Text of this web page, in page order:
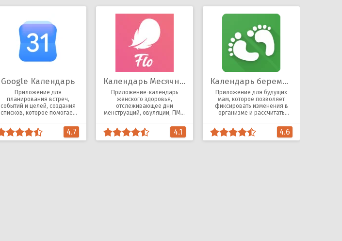
Google Календарь
Приложение для
планирования встреч,
событий и целей, создания
списков, которое помогает
время.
4.7
Календарь Месячных Flo
Приложение-календарь
женского здоровья,
отслеживающее дни
менструаций, овуляции, ПМС,
активности
4.1
Календарь беременности
Приложение для будущих
мам, которое позволяет
фиксировать изменения в
организме и рассчитать
родов.
4.6